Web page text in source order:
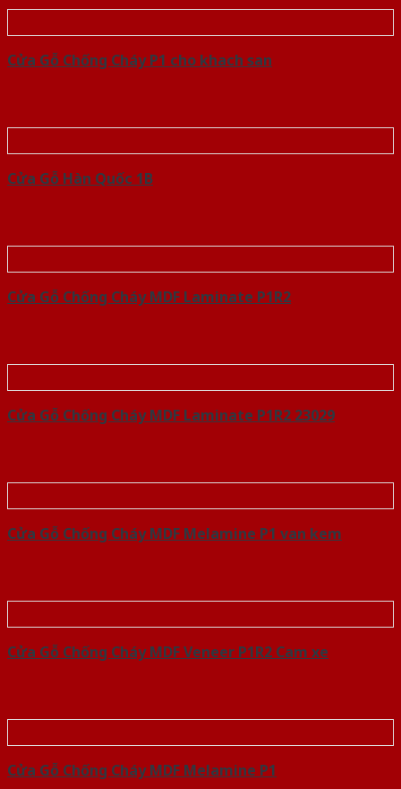
Cửa Gỗ Chống Cháy P1 cho khach san
Cửa Gỗ Hàn Quốc 1B
Cửa Gỗ Chống Cháy MDF Laminate P1R2
Cửa Gỗ Chống Cháy MDF Laminate P1R2 23029
Cửa Gỗ Chống Cháy MDF Melamine P1 van kem
Cửa Gỗ Chống Cháy MDF Veneer P1R2 Cam xe
Cửa Gỗ Chống Cháy MDF Melamine P1